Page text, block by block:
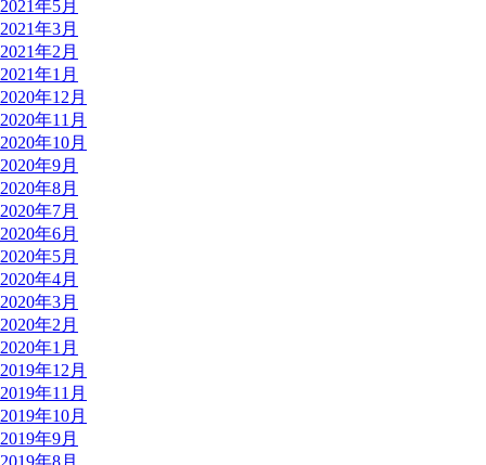
2021年5月
2021年3月
2021年2月
2021年1月
2020年12月
2020年11月
2020年10月
2020年9月
2020年8月
2020年7月
2020年6月
2020年5月
2020年4月
2020年3月
2020年2月
2020年1月
2019年12月
2019年11月
2019年10月
2019年9月
2019年8月